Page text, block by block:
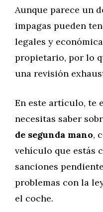
Aunque parece un
impagas pueden
legales y
propietario, por lo
una revisión
En este artículo, te
necesitas saber
de segunda mano,
vehículo que estás
sanciones
problemas con la
el coche.